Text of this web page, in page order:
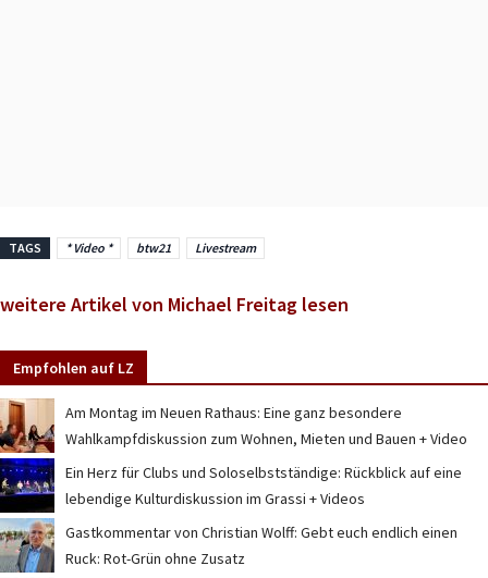
TAGS * Video * btw21 Livestream
weitere Artikel von Michael Freitag lesen
Empfohlen auf LZ
Am Montag im Neuen Rathaus: Eine ganz besondere
Wahlkampfdiskussion zum Wohnen, Mieten und Bauen + Video
Ein Herz für Clubs und Soloselbstständige: Rückblick auf eine
lebendige Kulturdiskussion im Grassi + Videos
Gastkommentar von Christian Wolff: Gebt euch endlich einen
Ruck: Rot-Grün ohne Zusatz